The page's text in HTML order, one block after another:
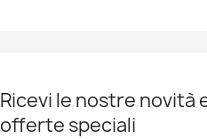
Ricevi le nostre novità
offerte speciali